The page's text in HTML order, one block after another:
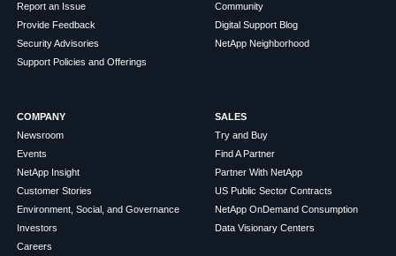
Report an Issue
Provide Feedback
Security Advisories
Support Policies and Offerings
Community
Digital Support Blog
NetApp Neighborhood
COMPANY
Newsroom
Events
NetApp Insight
Customer Stories
Environment, Social, and Governance
Investors
Careers
SALES
Try and Buy
Find A Partner
Partner With NetApp
US Public Sector Contracts
NetApp OnDemand Consumption
Data Visionary Centers